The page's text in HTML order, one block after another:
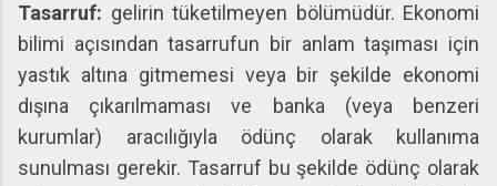
Tasarruf: gelirin tüketilmeyen bölümüdür. Ekonomi
bilimi açısından tasarrufun bir anlam taşıması için
yastık altına gitmemesi veya bir şekilde ekonomi
dışına çıkarılmaması ve banka (veya benzeri
kurumlar) aracılığıyla ödünç olarak kullanıma
sunulması gerekir. Tasarruf bu şekilde ödünç olarak